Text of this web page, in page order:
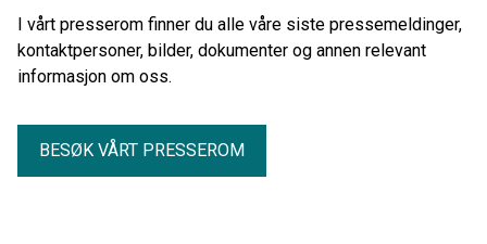
I vårt presserom finner du alle våre siste pressemeldinger,
kontaktpersoner, bilder, dokumenter og annen relevant
informasjon om oss.
BESØK VÅRT PRESSEROM